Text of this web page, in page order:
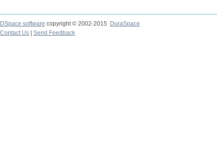
DSpace software copyright © 2002-2015
DuraSpace
Contact Us
Send Feedback